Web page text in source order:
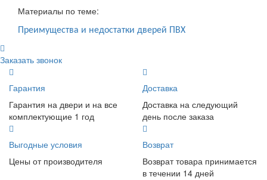
Материалы по теме:
Преимущества и недостатки дверей ПВХ
Заказать звонок
Гарантия
Гарантия на двери и на все
комплектующие 1 год
Доставка
Доставка на следующий
день после заказа
Выгодные условия
Цены от производителя
Возврат
Возврат товара принимается
в течении 14 дней